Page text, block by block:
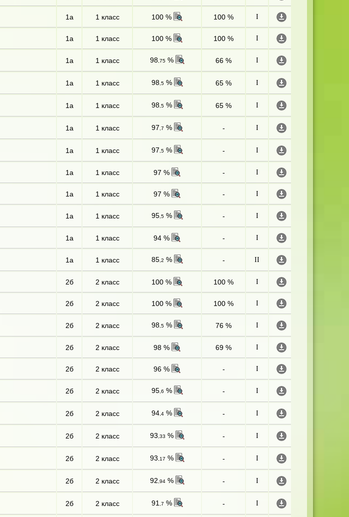
1а 1 класс 100 % 100 % I
1а 1 класс 100 % 100 % I
1а 1 класс 98,75% 66 % I
1а 1 класс 98,5% 65 % I
1а 1 класс 98,5% 65 % I
1а 1 класс 97 ,7 % - I
1а 1 класс 97 ,5% - I
1а 1 класс 97 % - I
1а 1 класс 97 % - I
1а 1 класс 95,5% - I
1а 1 класс 94 % - I
1а 1 класс 85,2 % - II
2б 2 класс 100 % 100 % I
2б 2 класс 100 % 100 % I
2б 2 класс 98,5% 76 % I
2б 2 класс 98 % 69 % I
2б 2 класс 96 % - I
2б 2 класс 95,6 % - I
2б 2 класс 94,4% - I
2б 2 класс 93 ,33 % - I
2б 2 класс 93 ,17 % - I
2б 2 класс 92 ,94% - I
2б 2 класс 91 ,7 % - I